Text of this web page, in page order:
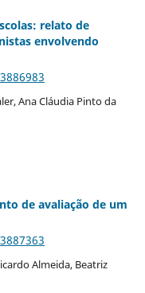
relato de
envolvendo
Ana Cláudia Pinto da
de avaliação de um
Almeida, Beatriz